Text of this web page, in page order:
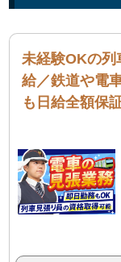
未経験OKの列
給／鉄道や電
も日給全額保